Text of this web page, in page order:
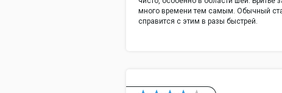
много времени тем самым. Обычный
справится с этим в разы быстрей.